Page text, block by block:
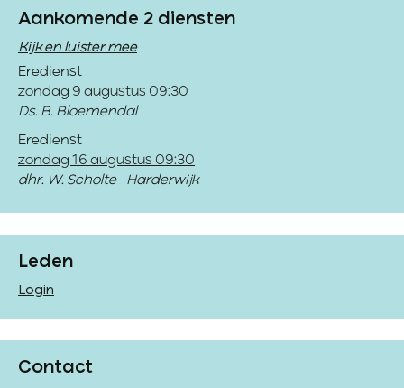
Aankomende 2 diensten
Kijk en luister mee
Eredienst
zondag 9 augustus 09:30
Ds. B. Bloemendal
Eredienst
zondag 16 augustus 09:30
dhr. W. Scholte - Harderwijk
Leden
Login
Contact